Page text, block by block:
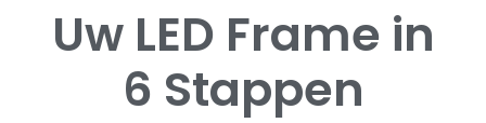
Uw LED Frame in
6 Stappen